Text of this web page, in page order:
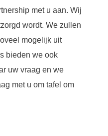
met u aan. Wij
wordt. We zullen
mogelijk uit
bieden we ook
uw vraag en we
met u om tafel om